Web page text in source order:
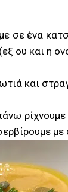
σε ένα
ου και η
και
ρίχνουμε